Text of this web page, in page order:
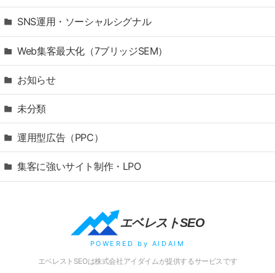
SNS運用・ソーシャルシグナル
Web集客最大化（7ブリッジSEM）
お知らせ
未分類
運用型広告（PPC）
集客に強いサイト制作・LPO
エベレストSEO
POWERED by AIDAIM
エベレストSEOは株式会社アイダイムが提供するサービスです